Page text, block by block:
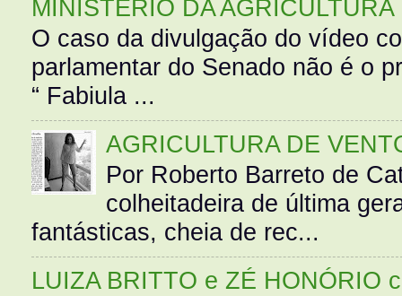
MINISTÉRIO DA AGRICULTURA
O caso da divulgação do vídeo
parlamentar do Senado não é o
“ Fabiula ...
AGRICULTURA DE
Por Roberto Barreto de
colheitadeira de última
fantásticas, cheia de rec...
LUIZA BRITTO e ZÉ HONÓRIO